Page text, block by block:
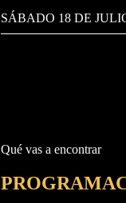
SÁBADO 18 DE
Qué vas a encontrar